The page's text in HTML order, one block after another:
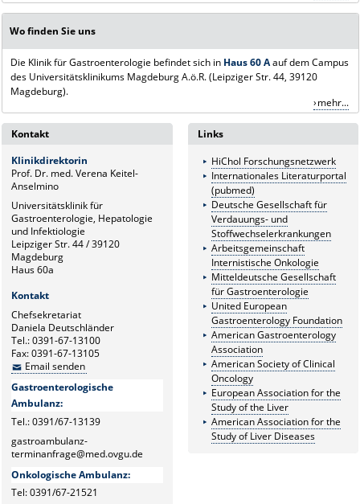
Wo finden Sie uns
Die Klinik für Gastroenterologie befindet sich in Haus 60 Aauf dem Campus
des Universitätsklinikums Magdeburg A.ö.R. (Leipziger Str. 44, 39120
Magdeburg).
mehr...
Kontakt
Klinikdirektorin
Prof. Dr. med. Verena Keitel-
Anselmino
Universitätsklinik für
Gastroenterologie, Hepatologie
und Infektiologie
Leipziger Str. 44 / 39120
Magdeburg
Haus 60a
Kontakt
Chefsekretariat
Daniela Deutschländer
Tel.: 0391-67-13100
Fax: 0391-67-13105
Email senden
Gastroenterologische
Ambulanz:
Tel.: 0391/67-13139
gastroambulanz-
terminanfrage@med.ovgu.de
Onkologische Ambulanz:
Tel: 0391/67-21521
Links
HiChol Forschungsnetzwerk
Internationales Literaturportal
(pubmed)
Deutsche Gesellschaft für
Verdauungs- und
Stoffwechselerkrankungen
Arbeitsgemeinschaft
Internistische Onkologie
Mitteldeutsche Gesellschaft
für Gastroenterologie
United European
Gastroenterology Foundation
American Gastroenterology
Association
American Society of Clinical
Oncology
European Association for the
Study of the Liver
American Association for the
Study of Liver Diseases